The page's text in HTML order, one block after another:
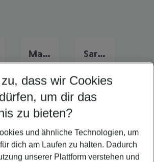
Malta Urlaub Sardinien Urlaub
Meloneras
dass wir Cookies
um dir das
zu bieten?
und ähnliche Technologien, um
dich am Laufen zu halten. Dadurch
unserer Plattform verstehen und